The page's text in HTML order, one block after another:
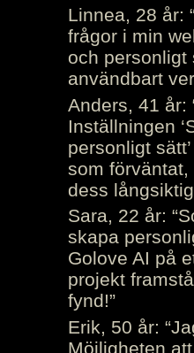
Linnea, 28 år:
frågor i min
och personligt
användbart
Anders, 41 år:
Inställningen
personligt
som
dess
Sara, 22 år:
skapa
Golove AI på
projekt
fynd!”
Erik, 50 år:
Möjligheten